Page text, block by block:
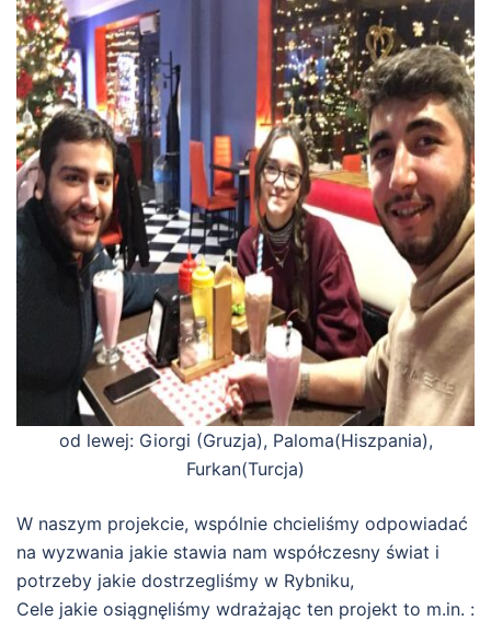
od lewej: Giorgi (Gruzja), Paloma(Hiszpania),
Furkan(Turcja)
W naszym projekcie, wspólnie chcieliśmy odpowiadać
na wyzwania jakie stawia nam współczesny świat i
potrzeby jakie dostrzegliśmy w Rybniku,
Cele jakie osiągnęliśmy wdrażając ten projekt to m.in. :